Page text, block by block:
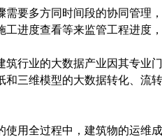
要多方同时间段的协同管理
进度查看等来监管工程进度
行业的大数据产业因其专业
三维模型的大数据转化、流
用全过程中，建筑物的运维